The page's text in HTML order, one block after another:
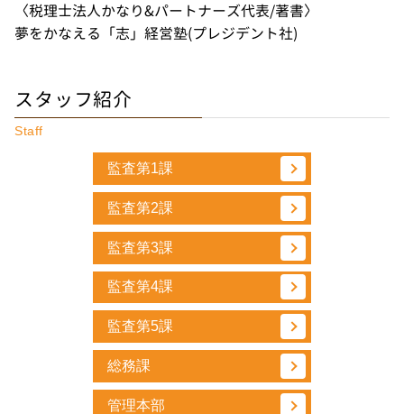
〈税理士法人かなり&パートナーズ代表/著書〉
夢をかなえる「志」経営塾(プレジデント社)
スタッフ紹介
Staff
監査第1課
監査第2課
監査第3課
監査第4課
監査第5課
総務課
管理本部